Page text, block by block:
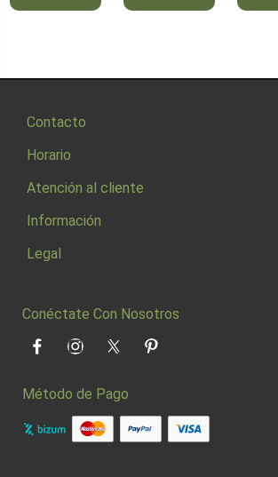
Contacto
Horario
Atención al cliente
Información
Legal
Conéctate Con Nosotros
FacebookInstagramTwitter Pinterest
Método de Pago